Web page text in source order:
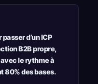
d’un ICP
B2B propre,
le rythme à
80% des bases.